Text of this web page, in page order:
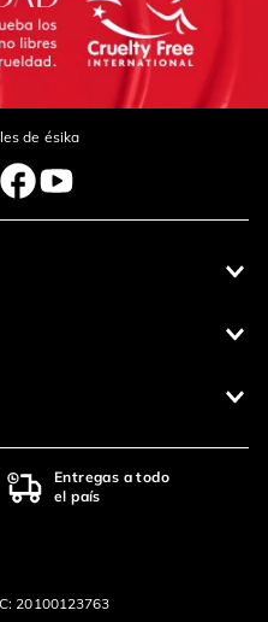
de ésika
Entregas a todo
el país
20100123763